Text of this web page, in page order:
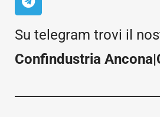
Su telegram trovi il
Confindustria